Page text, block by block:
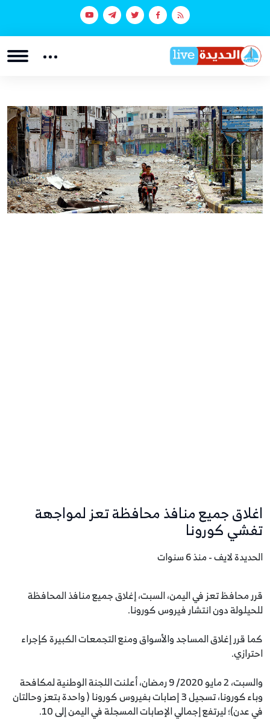
اغلاق جميع منافذ محافظة تعز لمواجهة
تفشي كورونا
الحديدة لايف - منذ 6 سنوات
قرر محافظ تعز في اليمن، السبت، إغلاق جميع منافذ المحافظة
للحيلولة دون انتشار فيروس كورونا.
كما قرر إغلاق المساجد والأسواق ومنع التجمعات الكبيرة كإجراء
احترازي.
والسبت، 2 مايو 2020/ 9 رمضان، أعلنت اللجنة الوطنية لمكافحة
وباء كورونا، تسجيل 3 إصابات بفيروس كورونا ( واحدة بتعز وحالتان
في عدن)؛ ليرتفع إجمالي الإصابات المسجلة في اليمن إلى 10.